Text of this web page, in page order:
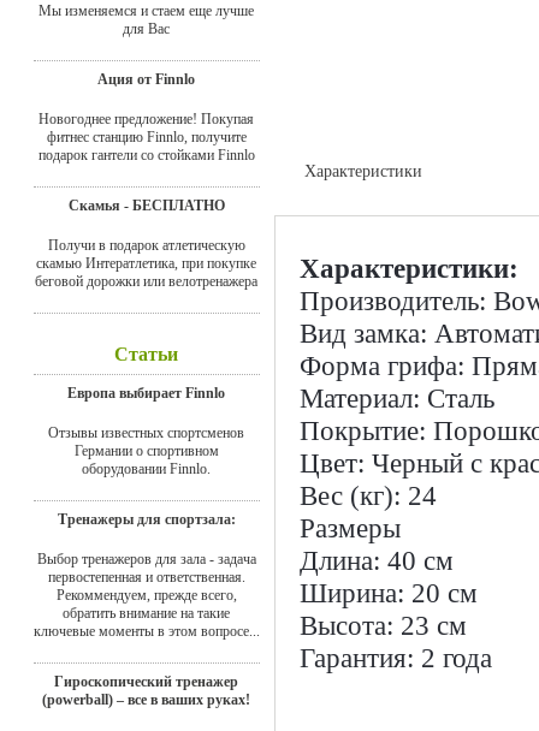
Мы изменяемся и стаем еще лучше
для Вас
Ация от Finnlo
Новогоднее предложение! Покупая
фитнес станцию Finnlo, получите
подарок гантели со стойками Finnlo
Скамья - БЕСПЛАТНО
Получи в подарок атлетическую
скамью Интератлетика, при покупке
беговой дорожки или велотренажера
Статьи
Европа выбирает Finnlo
Отзывы известных спортсменов
Германии о спортивном
оборудовании Finnlo.
Тренажеры для спортзала:
Выбор тренажеров для зала - задача
первостепенная и ответственная.
Рекоммендуем, прежде всего,
обратить внимание на такие
ключевые моменты в этом вопросе...
Гироскопический тренажер
(powerball) – все в ваших руках!
Характеристики
Характеристики:
Производитель:
Вид замка:
Форма грифа:
Материал: Сталь
Покрытие:
Цвет: Черный с
Вес (кг): 24
Размеры
Длина: 40 см
Ширина: 20 см
Высота: 23 см
Гарантия: 2 года